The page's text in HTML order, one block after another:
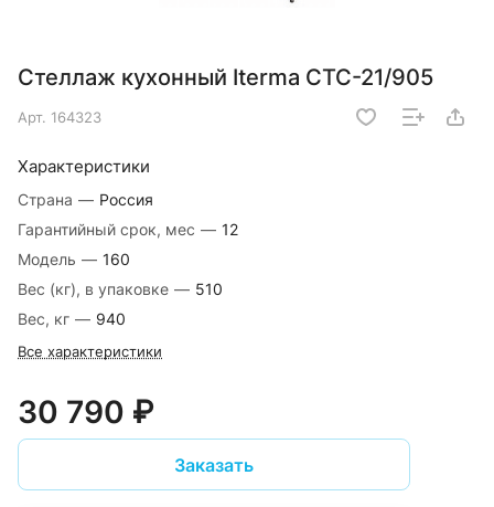
Стеллаж кухонный Iterma СТС-21/905
Арт. 164323
Характеристики
Страна — Россия
Гарантийный срок, мес — 12
Модель — 160
Вес (кг), в упаковке — 510
Вес, кг — 940
Все характеристики
30 790 ₽
Заказать